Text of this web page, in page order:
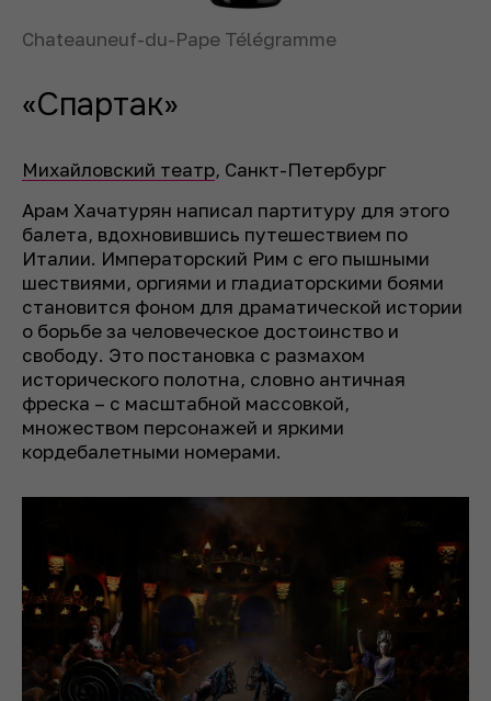
Chateauneuf-du-Pape Télégramme
«Спартак»
Михайловский театр, Санкт-Петербург
Арам Хачатурян написал партитуру для этого
балета, вдохновившись путешествием по
Италии. Императорский Рим с его пышными
шествиями, оргиями и гладиаторскими боями
становится фоном для драматической истории
о борьбе за человеческое достоинство и
свободу. Это постановка с размахом
исторического полотна, словно античная
фреска – с масштабной массовкой,
множеством персонажей и яркими
кордебалетными номерами.